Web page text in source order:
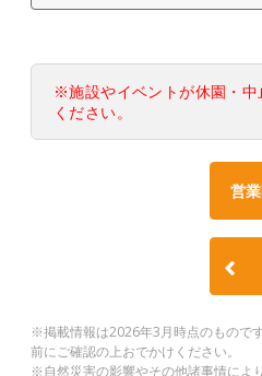
※施設やイベントが休園・
ください。
営
※掲載情報は2026年3月時点のもので
前にご確認の上おでかけください。
※自然災害の影響やその他諸事情によ